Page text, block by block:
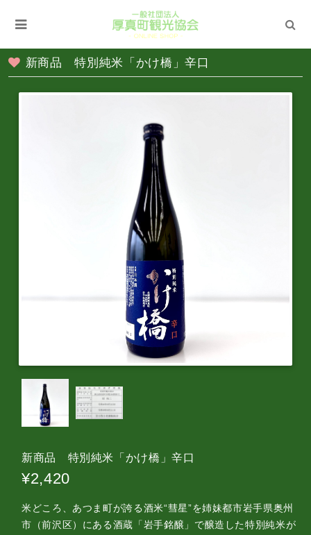
新商品 特別純米「かけ橋」辛口
新商品 特別純米「かけ橋」辛口
¥2,420
米どころ、あつま町が誇る酒米“彗星”を姉妹都市岩手県奥州
市（前沢区）にある酒蔵「岩手銘醸」で醸造した特別純米が